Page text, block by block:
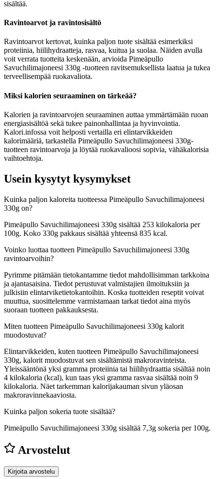
sisältää.
Ravintoarvot ja ravintosisältö
Ravintoarvot kertovat, kuinka paljon tuote sisältää esimerkiksi
proteiinia, hiilihydraatteja, rasvaa, kuitua ja suolaa. Näiden avulla
voit verrata tuotteita keskenään, arvioida Pimeäpullo
Savuchilimajoneesi 330g -tuotteen ravitsemuksellista laatua ja tukea
terveellisempää ruokavaliota.
Miksi kalorien seuraaminen on tärkeää?
Kalorien ja ravintoarvojen seuraaminen auttaa ymmärtämään ruoan
energiasisältöä sekä tukee painonhallintaa ja hyvinvointia.
Kalori.infossa voit helposti vertailla eri elintarvikkeiden
kalorimääriä, tarkastella Pimeäpullo Savuchilimajoneesi 330g-
tuotteen ravintoarvoja ja löytää ruokavalioosi sopivia, vähäkalorisia
vaihtoehtoja.
Usein kysytyt kysymykset
Kuinka paljon kaloreita tuotteessa Pimeäpullo Savuchilimajoneesi
330g on?
Pimeäpullo Savuchilimajoneesi 330g sisältää 253 kilokaloria per
100g. Koko 330g pakkaus sisältää yhteensä 835 kcal.
Voinko luottaa tuotteen Pimeäpullo Savuchilimajoneesi 330g
ravintoarvoihin?
Pyrimme pitämään tietokantamme tiedot mahdollisimman tarkkoina
ja ajantasaisina. Tiedot perustuvat valmistajien ilmoituksiin ja
julkisiin elintarviketietokantoihin. Koska tuotteiden reseptit voivat
muuttua, suosittelemme varmistamaan tarkat tiedot aina myös
suoraan tuotteen pakkauksesta.
Miten tuotteen Pimeäpullo Savuchilimajoneesi 330g kalorit
muodostuvat?
Elintarvikkeiden, kuten tuotteen Pimeäpullo Savuchilimajoneesi
330g, kalorit muodostuvat sen sisältämistä makroravinteista.
Yleissääntönä yksi gramma proteiinia tai hiilihydraattia sisältää noin
4 kilokaloria (kcal), kun taas yksi gramma rasvaa sisältää noin 9
kilokaloria. Näet tarkemman kalorijakauman sivun yläosan
makroravinnekaaviosta.
Kuinka paljon sokeria tuote sisältää?
Pimeäpullo Savuchilimajoneesi 330g sisältää 7,3g sokeria per 100g.
Arvostelut
Kirjoita arvostelu